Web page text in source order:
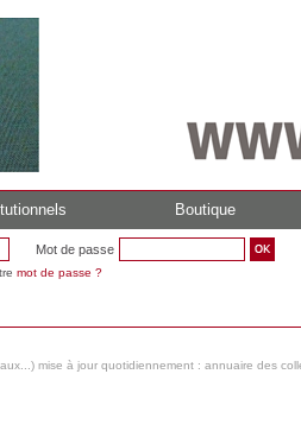
Boutique
Mot de passe
mot de passe ?
mise à jour quotidiennement : annuaire des